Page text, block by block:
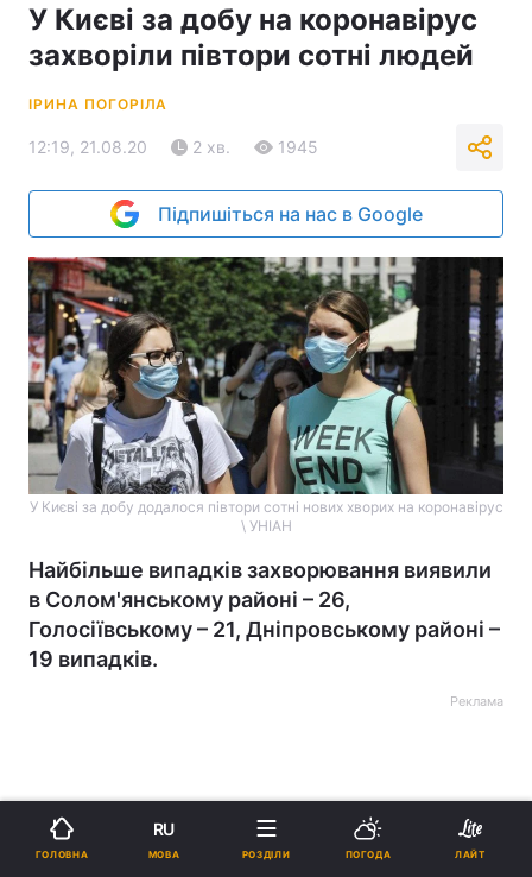
У Києві за добу на коронавірус
захворіли півтори сотні людей
ІРИНА ПОГОРІЛА
12:19, 21.08.20 2 хв. 1945
Підпишіться на нас в Google
У Києві за добу додалося півтори сотні нових хворих на коронавірус
\ УНІАН
Найбільше випадків захворювання виявили
в Солом'янському районі – 26,
Голосіївському – 21, Дніпровському районі –
19 випадків.
Реклама
ГОЛОВНА
RU
МОВА РОЗДІЛИ ПОГОДА ЛАЙТ